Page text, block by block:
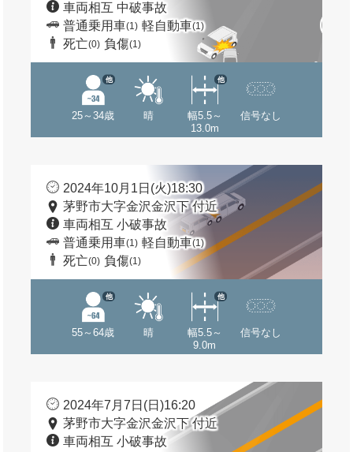
車両相互 中破事故
普通乗用車(1) 軽自動車(1)
死亡(0) 負傷(1)
25～34歳
他
晴
幅5.5～
13.0m
他
信号なし
2024年10月1日(火)18:30
茅野市大字金沢金沢下 付近
車両相互 小破事故
普通乗用車(1) 軽自動車(1)
死亡(0) 負傷(1)
55～64歳
他
晴
幅5.5～
9.0m
他
信号なし
2024年7月7日(日)16:20
茅野市大字金沢金沢下 付近
車両相互 小破事故